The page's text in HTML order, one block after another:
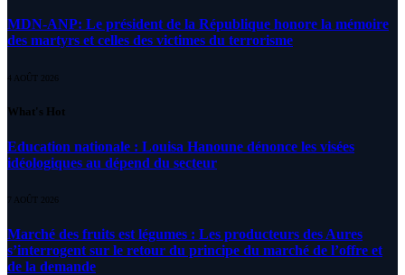
MDN-ANP: Le président de la République honore la mémoire
des martyrs et celles des victimes du terrorisme
4 AOÛT 2026
What's Hot
Education nationale : Louisa Hanoune dénonce les visées
idéologiques au dépend du secteur
7 AOÛT 2026
Marché des fruits est légumes : Les producteurs des Aures
s’interrogent sur le retour du principe du marché de l’offre et
de la demande